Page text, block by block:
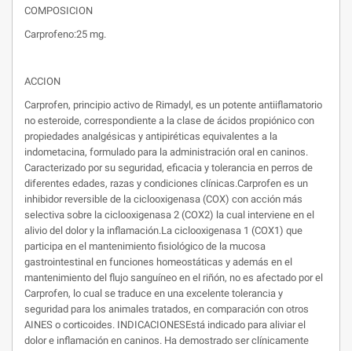
COMPOSICION
Carprofeno:25 mg.
ACCION
Carprofen, principio activo de Rimadyl, es un potente antiiflamatorio
no esteroide, correspondiente a la clase de ácidos propiónico con
propiedades analgésicas y antipiréticas equivalentes a la
indometacina, formulado para la administración oral en caninos.
Caracterizado por su seguridad, eficacia y tolerancia en perros de
diferentes edades, razas y condiciones clínicas.Carprofen es un
inhibidor reversible de la ciclooxigenasa (COX) con acción más
selectiva sobre la ciclooxigenasa 2 (COX2) la cual interviene en el
alivio del dolor y la inflamación.La ciclooxigenasa 1 (COX1) que
participa en el mantenimiento fisiológico de la mucosa
gastrointestinal en funciones homeostáticas y además en el
mantenimiento del flujo sanguíneo en el riñón, no es afectado por el
Carprofen, lo cual se traduce en una excelente tolerancia y
seguridad para los animales tratados, en comparación con otros
AINES o corticoides. INDICACIONESEstá indicado para aliviar el
dolor e inflamación en caninos. Ha demostrado ser clínicamente